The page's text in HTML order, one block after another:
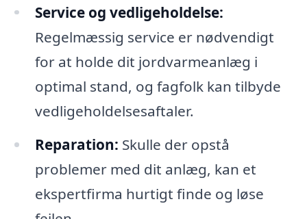
Service og vedligeholdelse:
Regelmæssig service er nødvendigt
for at holde dit jordvarmeanlæg i
optimal stand, og fagfolk kan tilbyde
vedligeholdelsesaftaler.
Reparation: Skulle der opstå
problemer med dit anlæg, kan et
ekspertfirma hurtigt finde og løse